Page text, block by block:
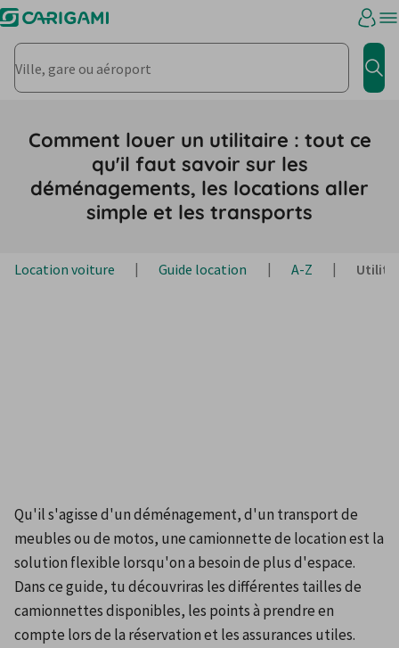
Ville, gare ou aéroport
Comment louer un utilitaire : tout ce
qu'il faut savoir sur les
déménagements, les locations aller
simple et les transports
Location voiture Guide location A-Z
Qu'il s'agisse d'un déménagement, d'un transport de
meubles ou de motos, une camionnette de location est la
solution flexible lorsqu'on a besoin de plus d'espace.
Dans ce guide, tu découvriras les différentes tailles de
camionnettes disponibles, les points à prendre en
compte lors de la réservation et les assurances utiles.